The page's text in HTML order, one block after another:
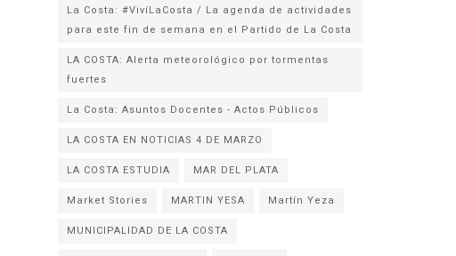
La Costa: #VivíLaCosta / La agenda de actividades
para este fin de semana en el Partido de La Costa
LA COSTA: Alerta meteorológico por tormentas
fuertes
La Costa: Asuntos Docentes - Actos Públicos
LA COSTA EN NOTICIAS 4 DE MARZO
LA COSTA ESTUDIA
MAR DEL PLATA
Market Stories
MARTIN YESA
Martín Yeza
MUNICIPALIDAD DE LA COSTA